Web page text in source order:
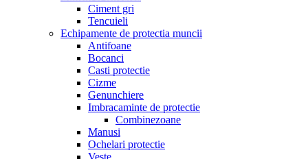
Ciment gri
Tencuieli
Echipamente de protectia muncii
Antifoane
Bocanci
Casti protectie
Cizme
Genunchiere
Imbracaminte de protectie
Combinezoane
Manusi
Ochelari protectie
Veste